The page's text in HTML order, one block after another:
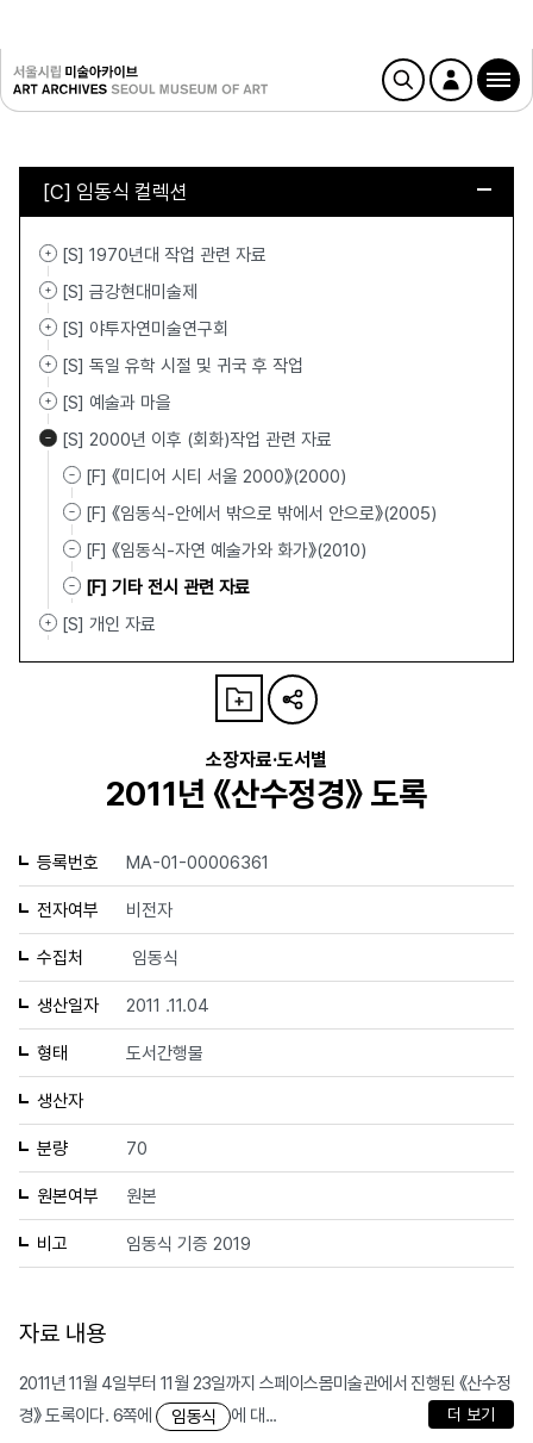
[C] 임동식 컬렉션
[S] 1970년대 작업 관련 자료
[S] 금강현대미술제
[S] 야투자연미술연구회
[S] 독일 유학 시절 및 귀국 후 작업
[S] 예술과 마을
[S] 2000년 이후 (회화)작업 관련 자료
[F] 《미디어 시티 서울 2000》(2000)
[F] 《임동식-안에서 밖으로 밖에서 안으로》(2005)
[F] 《임동식-자연 예술가와 화가》(2010)
[F] 기타 전시 관련 자료
[S] 개인 자료
소장자료·도서별
2011년 《산수정경》 도록
등록번호 MA-01-00006361
전자여부 비전자
수집처 임동식
생산일자 2011 .11.04
형태 도서간행물
생산자
분량 70
원본여부 원본
비고 임동식 기증 2019
자료 내용
2011년 11월 4일부터 11월 23일까지 스페이스몸미술관에서 진행된 《산수정
경》 도록이다. 6쪽에
임동식 에 대... 더 보기